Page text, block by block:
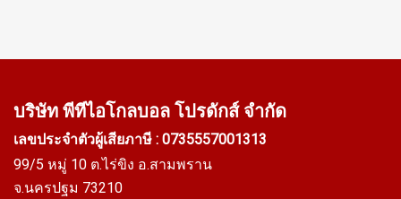
บริษัท พีทีไอโกลบอล โปรดักส์ จำกัด
เลขประจำตัวผู้เสียภาษี : 0735557001313
99/5 หมู่ 10 ต.ไร่ขิง อ.สามพราน
จ.นครปฐม 73210